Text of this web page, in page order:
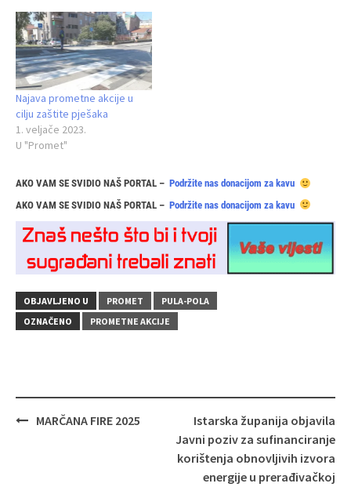
Najava prometne akcije u
cilju zaštite pješaka
1. veljače 2023.
U "Promet"
AKO VAM SE SVIDIO NAŠ PORTAL – Podržite nas donacijom za kavu
AKO VAM SE SVIDIO NAŠ PORTAL – Podržite nas donacijom za kavu
OBJAVLJENO U PROMET
PULA-POLA
OZNAČENO
PROMETNE AKCIJE
Navigacija
MARČANA FIRE 2025
Istarska županija objavila
Javni poziv za sufinanciranje
korištenja obnovljivih izvora
energije u prerađivačkoj